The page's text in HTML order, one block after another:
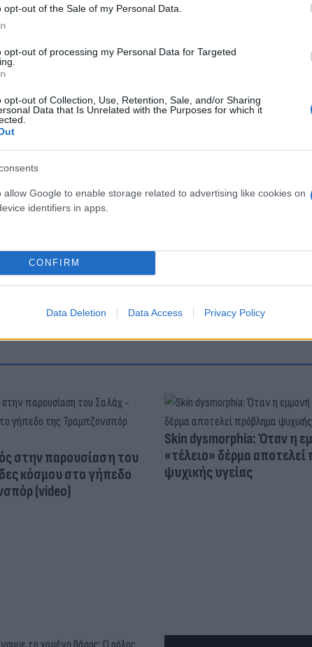
opt-out of the Sale of my Personal Data.
opt-out of processing my Personal Data for Targeted
opt-out of Collection, Use, Retention, Sale, and/or Sharing
Data that Is Unrelated with the Purposes for which it
allow Google to enable storage related to advertising like cookies on
identifiers in apps.
CONFIRM
Data Deletion Data Access Privacy Policy
Flash.grστην αναζήτηση τηςGoogle
στην παρουσίαση του
κόσμου στο γήπεδο
(video)
Skin dysmorphia: Όταν η
«τέλειο» δέρμα
ψυχικής υγείας